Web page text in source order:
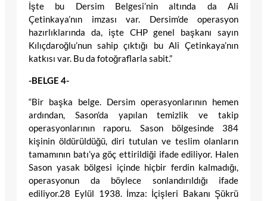
İşte bu Dersim Belgesi’nin altında da Ali
Çetinkaya’nın imzası var. Dersim’de operasyon
hazırlıklarında da, işte CHP genel başkanı sayın
Kılıçdaroğlu’nun sahip çıktığı bu Ali Çetinkaya’nın
katkısı var. Bu da fotoğraflarla sabit.”
-BELGE 4-
“Bir başka belge. Dersim operasyonlarının hemen
ardından, Sason’da yapılan temizlik ve takip
operasyonlarının raporu. Sason bölgesinde 384
kişinin öldürüldüğü, diri tutulan ve teslim olanların
tamamının batı’ya göç ettirildiği ifade ediliyor. Halen
Sason yasak bölgesi içinde hiçbir ferdin kalmadığı,
operasyonun da böylece sonlandırıldığı ifade
ediliyor.28 Eylül 1938. İmza: İçişleri Bakanı Şükrü